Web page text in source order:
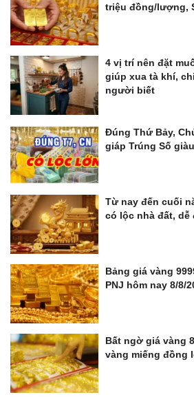
triệu đồng/lượng,
4 vị trí nên đặt
giúp xua tà khí,
người biết
Đúng Thứ Bảy,
giáp Trúng Số
Từ nay đến cuối
có lộc nhà đất, dễ
Bảng giá vàng
PNJ hôm nay 8/8/
Bất ngờ giá vàng
vàng miếng đồng